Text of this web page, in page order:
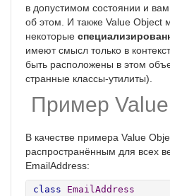
в допустимом состоянии и
об этом. И также Value Object
некоторые
имеют смысл только в
быть расположены в этом
странные классы-утилиты).
Пример
В качестве примера Value
распространённым для всех
EmailAddress:
class
EmailAddress